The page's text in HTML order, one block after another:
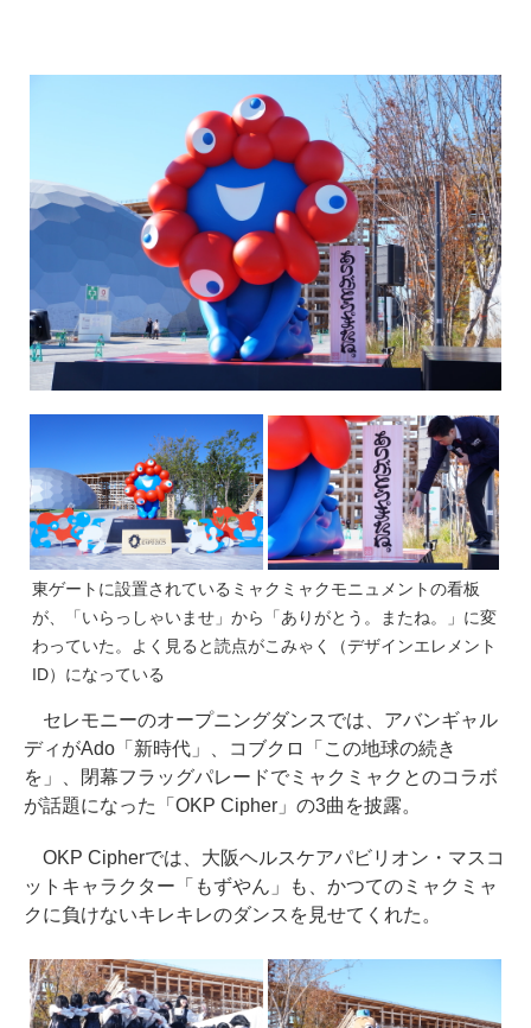
東ゲートに設置されているミャクミャクモニュメントの看板
が、「いらっしゃいませ」から「ありがとう。またね。」に変
わっていた。よく見ると読点がこみゃく（デザインエレメント
ID）になっている
セレモニーのオープニングダンスでは、アバンギャル
ディがAdo「新時代」、コブクロ「この地球の続き
を」、閉幕フラッグパレードでミャクミャクとのコラボ
が話題になった「OKP Cipher」の3曲を披露。
OKP Cipherでは、大阪ヘルスケアパビリオン・マスコ
ットキャラクター「もずやん」も、かつてのミャクミャ
クに負けないキレキレのダンスを見せてくれた。